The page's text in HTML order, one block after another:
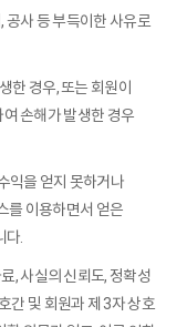
공사 등 부득이한 사유로
한 경우, 또는 회원이
손해가 발생한 경우
익을 얻지 못하거나
를 이용하면서 얻은
다.
, 사실의 신뢰도, 정확성
간 및 회원과 제 3자 상호